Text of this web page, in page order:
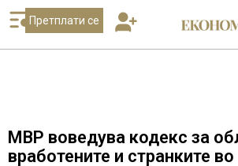
Претплати се
МВР воведува кодекс за
вработените и странките во